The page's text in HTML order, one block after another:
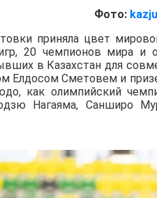
Фото:
приняла цвет
20 чемпионов мира и
в Казахстан для
Елдосом Сметовем и
как олимпийский
Нагаяма, Санширо